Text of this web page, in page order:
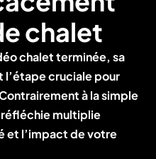
chalet
chaletterminée, sa
cruciale pour
à la simple
multiplie
et l’impact de votre